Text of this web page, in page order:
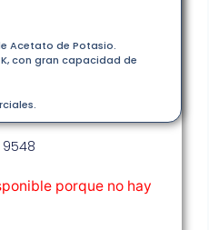
Acetato de Potasio.
con gran capacidad de
9548
porque no hay